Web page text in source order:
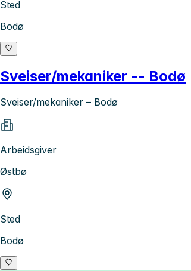
Sted
Bodø
Sveiser/mekaniker -- Bodø
Sveiser/mekaniker – Bodø
Arbeidsgiver
Østbø
Sted
Bodø